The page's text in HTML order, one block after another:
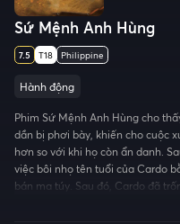
Sứ Mệnh Anh Hùng
7.5 T18 Philippine
Hành động
Phim Sứ Mệnh Anh Hùng cho
dần bị phơi bày, khiến cho cuộc
hơn so với khi họ còn ẩn danh.
việc bôi nhọ tên tuổi của Cardo
bán ma túy. Sau đó, Cardo đã